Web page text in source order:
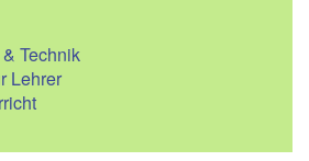
Technik
Lehrer